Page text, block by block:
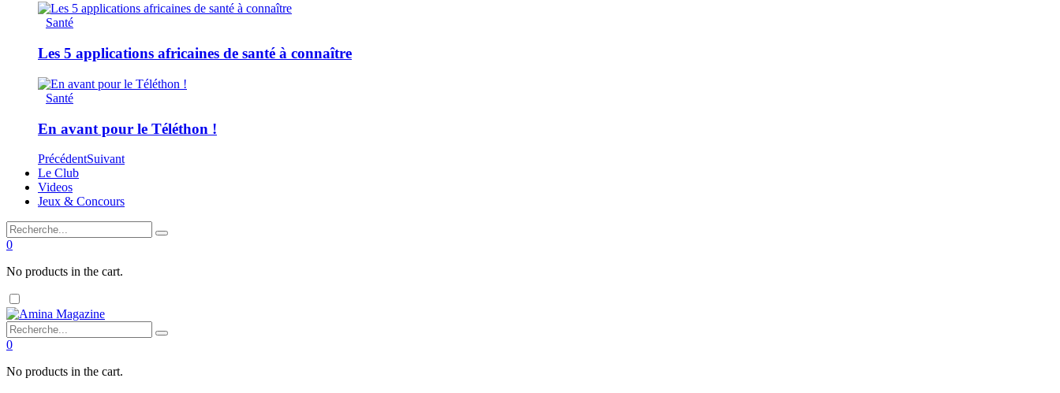
Santé
Les 5 applications africaines de santé à connaître
Santé
En avant pour le Téléthon !
PrécédentSuivant
Le Club
Videos
Jeux & Concours
0
No products in the cart.
0
No products in the cart.